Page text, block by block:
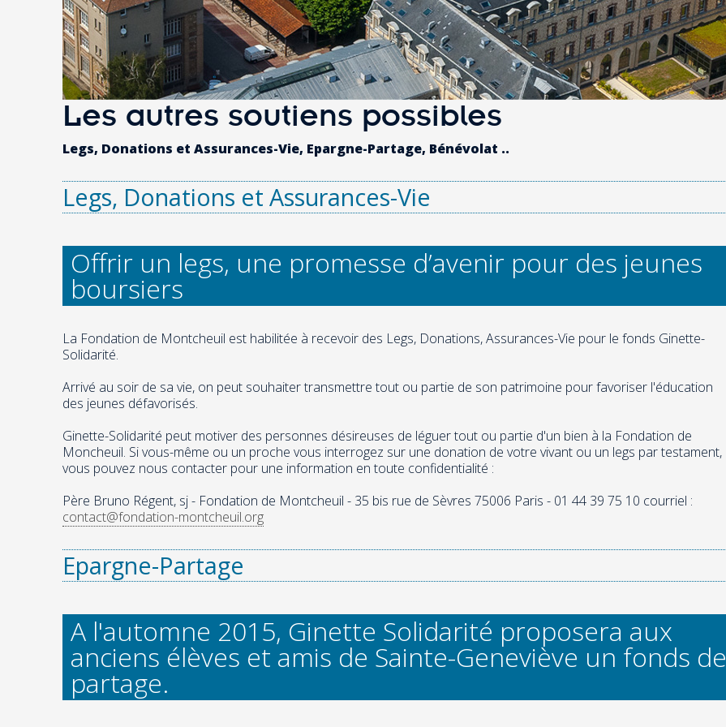
Les autres soutiens possibles
Legs, Donations et Assurances-Vie, Epargne-Partage, Bénévolat ..
Legs, Donations et Assurances-Vie
Offrir un legs, une promesse d’avenir pour des jeunes
boursiers
La Fondation de Montcheuil est habilitée à recevoir des Legs, Donations, Assurances-Vie pour le fonds Ginette-
Solidarité.
Arrivé au soir de sa vie, on peut souhaiter transmettre tout ou partie de son patrimoine pour favoriser l'éducation
des jeunes défavorisés.
Ginette-Solidarité peut motiver des personnes désireuses de léguer tout ou partie d'un bien à la Fondation de
Moncheuil. Si vous-même ou un proche vous interrogez sur une donation de votre vivant ou un legs par testament,
vous pouvez nous contacter pour une information en toute confidentialité :
Père Bruno Régent, sj - Fondation de Montcheuil - 35 bis rue de Sèvres 75006 Paris - 01 44 39 75 10 courriel :
contact@fondation-montcheuil.org
Epargne-Partage
A l'automne 2015, Ginette Solidarité proposera aux
anciens élèves et amis de Sainte-Geneviève un fonds de
partage.